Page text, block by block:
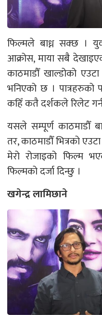
फिल्मले बाध्न सक्छ ।
आक्रोस, माया सबै
काठमाडौँ खाल्डोको
भनिएको छ । पात्रहरुको
कहिँ कतै दर्शकले रिलेट
यसले सम्पूर्ण काठमाडौँ
तर, काठमाडौँ भित्रको एउटा
मेरो रोजाइको फिल्म
फिल्मको दर्जा दिन्छु ।
खगेन्द्र लामिछाने